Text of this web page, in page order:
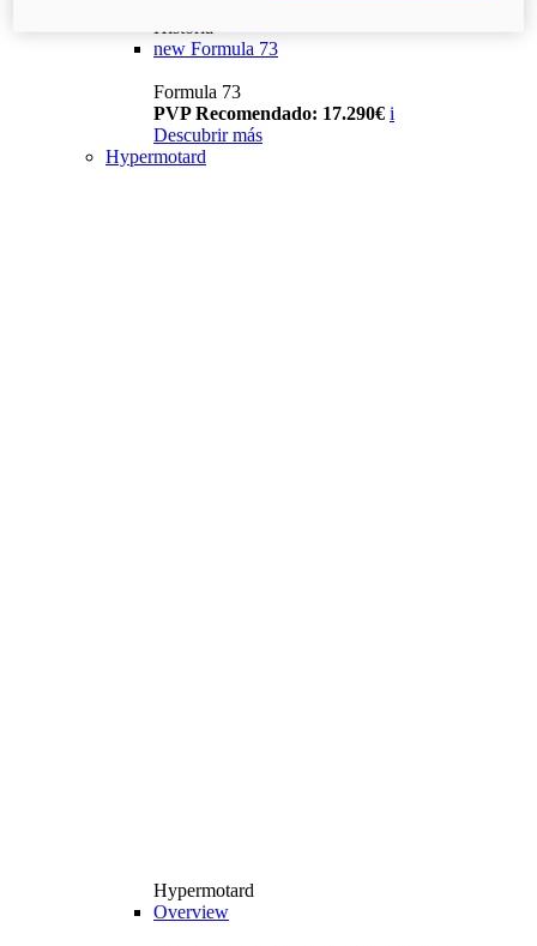
Historia
new Formula 73
Formula 73
PVP Recomendado: 17.290€ i
Descubrir más
Hypermotard
Hypermotard
Overview